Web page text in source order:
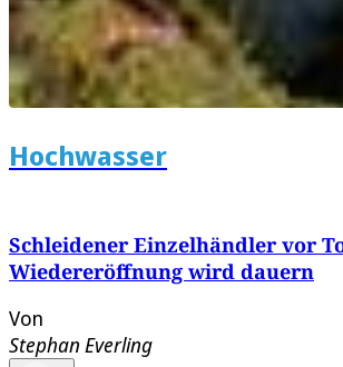
Hochwasser
Schleidener Einzelhändler vor
Wiedereröffnung wird dauern
Von
Stephan Everling